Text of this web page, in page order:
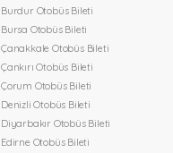
Burdur Otobüs Bileti
Bursa Otobüs Bileti
Çanakkale Otobüs Bileti
Çankırı Otobüs Bileti
Çorum Otobüs Bileti
Denizli Otobüs Bileti
Diyarbakır Otobüs Bileti
Edirne Otobüs Bileti